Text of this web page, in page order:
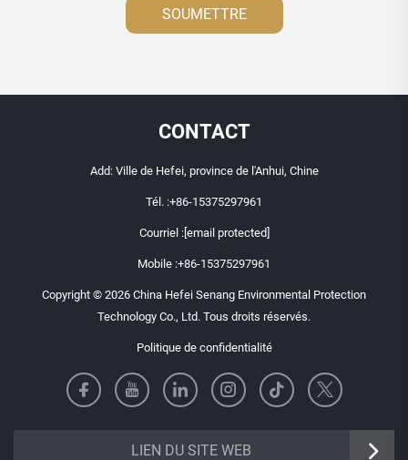
SOUMETTRE
CONTACT
Add: Ville de Hefei, province de l'Anhui, Chine
Tél. :+86-15375297961
Courriel :[email protected]
Mobile :+86-15375297961
Copyright © 2026 China Hefei Senang Environmental Protection
Technology Co., Ltd. Tous droits réservés.
Politique de confidentialité
LIEN DU SITE WEB
https://senangbz.en.alibaba.com